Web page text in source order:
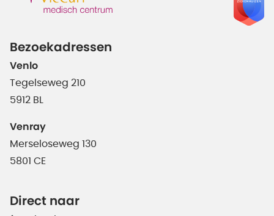
Bezoekadressen
Venlo
Tegelseweg 210
5912 BL
Venray
Merseloseweg 130
5801 CE
Direct naar